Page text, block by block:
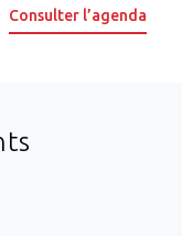
Consulter l’agenda